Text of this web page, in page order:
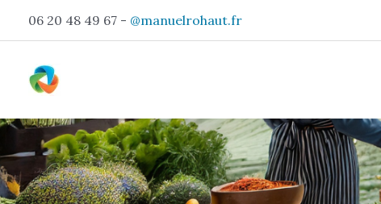
contenu
06 20 48 49 67 - @manuelrohaut.fr